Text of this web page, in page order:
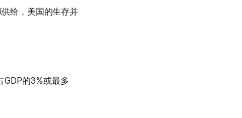
给，美国的生存并
GDP的3%或最多